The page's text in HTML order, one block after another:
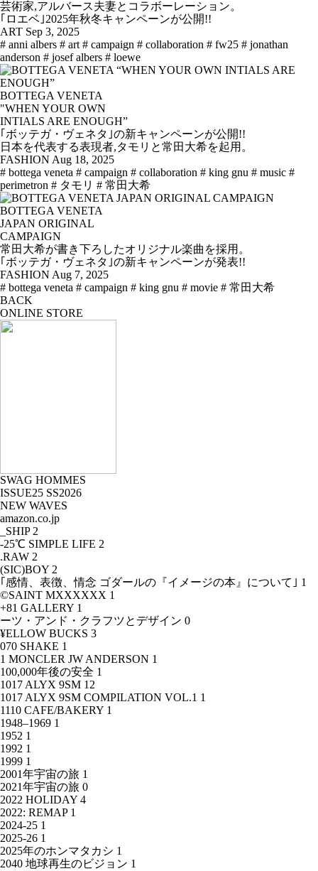
芸術家,アルバース夫妻とコラボーレーション。
｢ロエベ｣2025年秋冬キャンペーンが公開!!
ART Sep 3, 2025
# anni albers # art # campaign # collaboration # fw25 # jonathan
anderson # josef albers # loewe
BOTTEGA VENETA
"WHEN YOUR OWN
INTIALS ARE ENOUGH”
｢ボッテガ・ヴェネタ｣の新キャンペーンが公開!!
日本を代表する表現者,タモリと常田大希を起用。
FASHION Aug 18, 2025
# bottega veneta # campaign # collaboration # king gnu # music #
perimetron # タモリ # 常田大希
BOTTEGA VENETA
JAPAN ORIGINAL
CAMPAIGN
常田大希が書き下ろしたオリジナル楽曲を採用。
｢ボッテガ・ヴェネタ｣の新キャンペーンが発表!!
FASHION Aug 7, 2025
# bottega veneta # campaign # king gnu # movie # 常田大希
BACK
ONLINE STORE
SWAG HOMMES
ISSUE25 SS2026
NEW WAVES
amazon.co.jp
_SHIP 2
-25℃ SIMPLE LIFE 2
.RAW 2
(SIC)BOY 2
｢感情、表徴、情念 ゴダールの『イメージの本』について｣ 1
©SAINT MXXXXXX 1
+81 GALLERY 1
ーツ・アンド・クラフツとデザイン 0
¥ELLOW BUCKS 3
070 SHAKE 1
1 MONCLER JW ANDERSON 1
100,000年後の安全 1
1017 ALYX 9SM 12
1017 ALYX 9SM COMPILATION VOL.1 1
1110 CAFE/BAKERY 1
1948–1969 1
1952 1
1992 1
1999 1
2001年宇宙の旅 1
2021年宇宙の旅 0
2022 HOLIDAY 4
2022: REMAP 1
2024-25 1
2025-26 1
2025年のホンマタカシ 1
2040 地球再生のビジョン 1